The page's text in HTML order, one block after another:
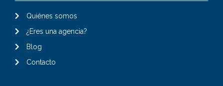
Quiénes somos
¿Eres una agencia?
Blog
Contacto